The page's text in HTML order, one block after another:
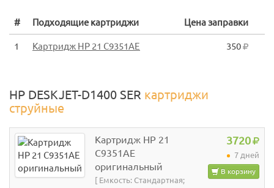
# Подходящие картриджи Цена заправки
1 Картридж HP 21 C9351AE 350
HP DESKJET-D1400 SER картриджи
струйные
Картридж HP 21
C9351AE
оригинальный
[ Емкость: Стандартная;
3720
7 дней
В корзину